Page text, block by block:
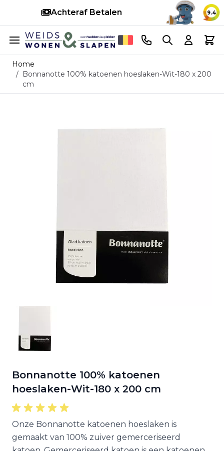
Achteraf Betalen 9.4
Ga naar de inhoud
Telefoonnummer
Search Cart
Home
/ Bonnanotte 100% katoenen hoeslaken-Wit-180 x 200
cm
Bonnanotte 100% katoenen
hoeslaken-Wit-180 x 200 cm
Onze Bonnanotte katoenen hoeslaken is
gemaakt van 100% zuiver gemerceriseerd